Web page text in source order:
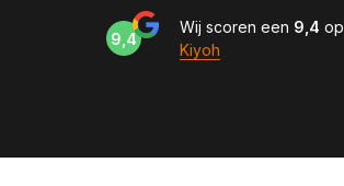
9,4
Wij scoren een 9,4 op
Kiyoh